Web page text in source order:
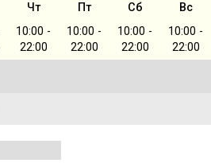
Чт Пт Сб
Вс
10:00 -
22:00
10:00 -
22:00
10:00 -
22:00
10:00 -
22:00